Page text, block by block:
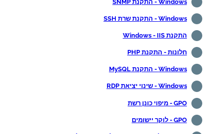
Windows - התקנת SNMP
Windows - התקנת שרת SSH
התקנת Windows - IIS
חלונות - התקנת PHP
Windows - התקנת MySQL
Windows - שינוי יציאת RDP
GPO - מיפוי כונן רשת
GPO - לוקר יישומים